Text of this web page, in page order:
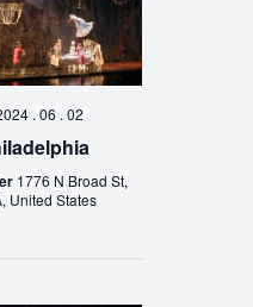
. 06 . 02
1776 N Broad St,
United States